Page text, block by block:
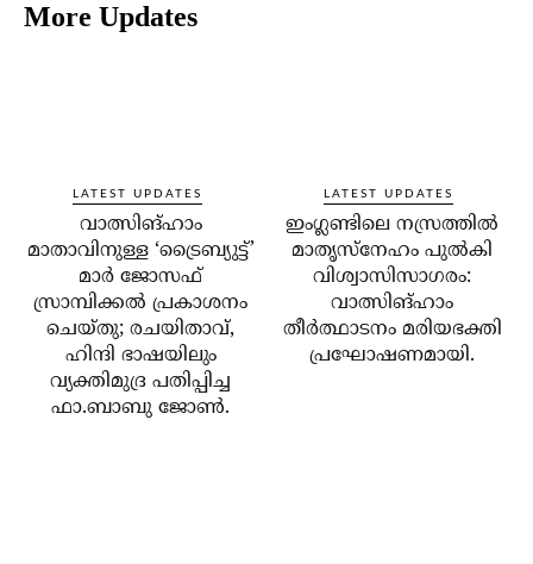
More Updates
LATEST UPDATES
വാത്സിങ്ഹാം
മാതാവിനുള്ള ‘ട്രൈബ്യുട്ട്’
മാർ ജോസഫ്
സ്രാമ്പിക്കൽ പ്രകാശനം
ചെയ്തു; രചയിതാവ്,
ഹിന്ദി ഭാഷയിലും
വ്യക്തിമുദ്ര പതിപ്പിച്ച
ഫാ.ബാബു ജോൺ.
LATEST UPDATES
ഇംഗ്ലണ്ടിലെ നസ്രത്തിൽ
മാതൃസ്നേഹം പുൽകി
വിശ്വാസിസാഗരം:
വാത്സിങ്ഹാം
തീർത്ഥാടനം മരിയഭക്തി
പ്രഘോഷണമായി.